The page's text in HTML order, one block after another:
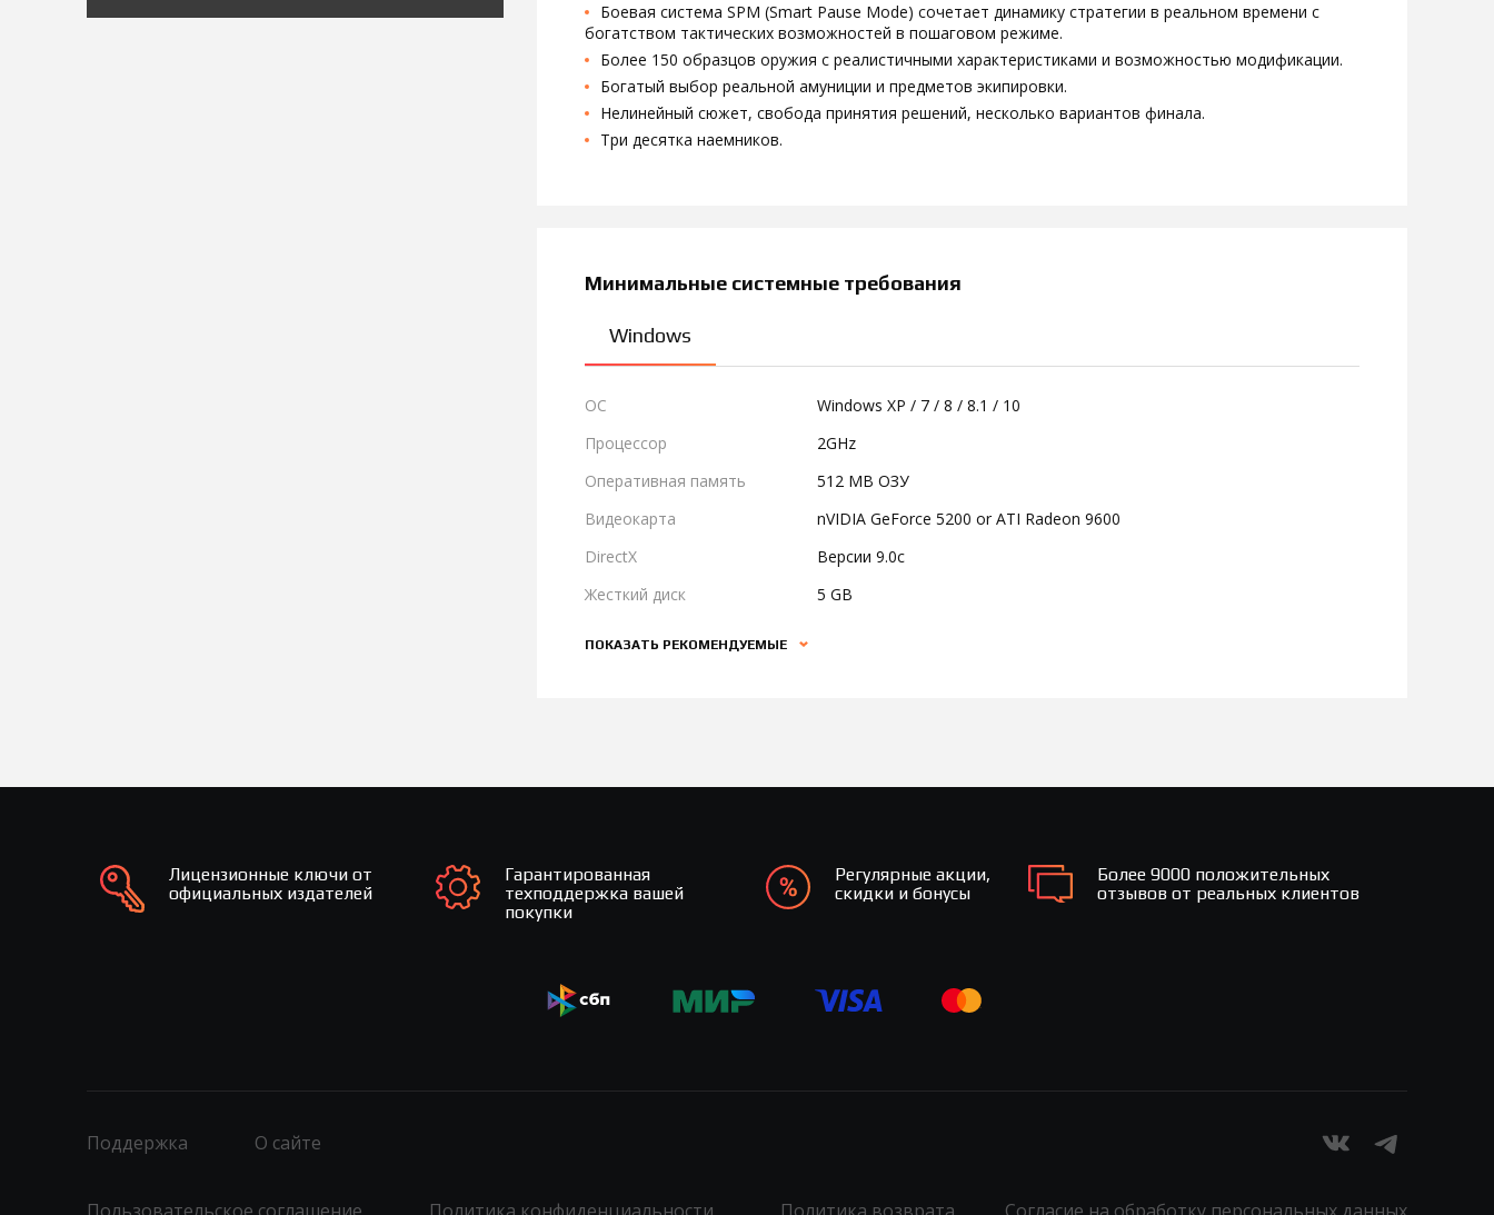
Боевая система SPM (Smart Pause Mode) сочетает динамику стратегии в реальном времени с
богатством тактических возможностей в пошаговом режиме.
Более 150 образцов оружия с реалистичными характеристиками и возможностью модификации.
Богатый выбор реальной амуниции и предметов экипировки.
Нелинейный сюжет, свобода принятия решений, несколько вариантов финала.
Три десятка наемников.
Минимальные системные требования
Windows
ОС
Windows XP / 7 / 8 / 8.1 / 10
Процессор
2GHz
Оперативная память
512 MB ОЗУ
Видеокарта
nVIDIA GeForce 5200 or ATI Radeon 9600
DirectX
Версии 9.0c
Жесткий диск
5 GB
ПОКАЗАТЬ РЕКОМЕНДУЕМЫЕ
Лицензионные ключи от
официальных издателей
Гарантированная
техподдержка вашей
покупки
Регулярные акции,
скидки и бонусы
Более 9000 положительных
отзывов от реальных клиентов
Поддержка О сайте